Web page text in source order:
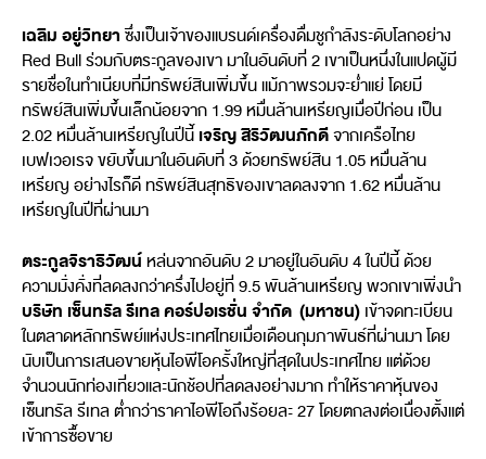
เฉลิม อยู่วิทยาซึ่งเป็นเจ้าของแบรนด์เครื่องดื่มชูกำลังระดับโลกอย่าง
Red Bull ร่วมกับตระกูลของเขา มาในอันดับที่ 2 เขาเป็นหนึ่งในแปดผู้มี
รายชื่อในทำเนียบที่มีทรัพย์สินเพิ่มขึ้น แม้ภาพรวมจะย่ำแย่ โดยมี
ทรัพย์สินเพิ่มขึ้นเล็กน้อยจาก 1.99 หมื่นล้านเหรียญเมื่อปีก่อน เป็น
2.02 หมื่นล้านเหรียญในปีนี้ เจริญ สิริวัฒนภักดีจากเครือไทย
เบฟเวอเรจ ขยับขึ้นมาในอันดับที่ 3 ด้วยทรัพย์สิน 1.05 หมื่นล้าน
เหรียญ อย่างไรก็ดี ทรัพย์สินสุทธิของเขาลดลงจาก 1.62 หมื่นล้าน
เหรียญในปีที่ผ่านมา
ตระกูลจิราธิวัฒน์หล่นจากอันดับ 2 มาอยู่ในอันดับ 4 ในปีนี้ ด้วย
ความมั่งคั่งที่ลดลงกว่าครึ่งไปอยู่ที่ 9.5 พันล้านเหรียญ พวกเขาเพิ่งนำ
บริษัท เซ็นทรัล รีเทล คอร์ปอเรชั่น จำกัด (มหาชน) เข้าจดทะเบียน
ในตลาดหลักทรัพย์แห่งประเทศไทยเมื่อเดือนกุมภาพันธ์ที่ผ่านมา โดย
นับเป็นการเสนอขายหุ้นไอพีโอครั้งใหญ่ที่สุดในประเทศไทย แต่ด้วย
จำนวนนักท่องเที่ยวและนักช้อปที่ลดลงอย่างมาก ทำให้ราคาหุ้นของ
เซ็นทรัล รีเทล ต่ำกว่าราคาไอพีโอถึงร้อยละ 27 โดยตกลงต่อเนื่องตั้งแต่
เข้าการซื้อขาย